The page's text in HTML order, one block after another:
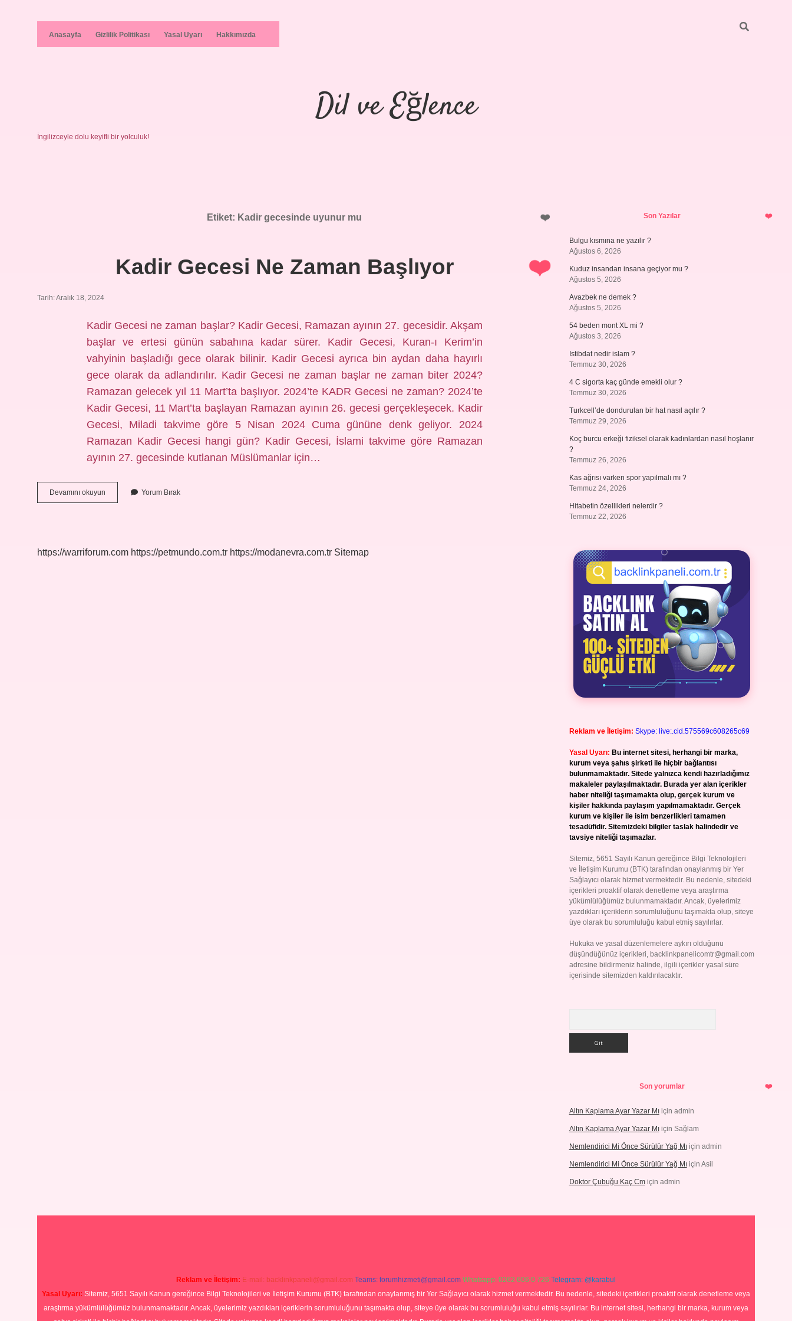
Anasayfa Gizlilik Politikası Yasal Uyarı Hakkımızda
Dil ve Eğlence
İngilizceyle dolu keyifli bir yolculuk!
Etiket: Kadir gecesinde uyunur mu
Kadir Gecesi Ne Zaman Başlıyor
Tarih: Aralık 18, 2024
Kadir Gecesi ne zaman başlar? Kadir Gecesi, Ramazan ayının 27. gecesidir. Akşam
başlar ve ertesi günün sabahına kadar sürer. Kadir Gecesi, Kuran-ı Kerim’in
vahyinin başladığı gece olarak bilinir. Kadir Gecesi ayrıca bin aydan daha hayırlı
gece olarak da adlandırılır. Kadir Gecesi ne zaman başlar ne zaman biter 2024?
Ramazan gelecek yıl 11 Mart’ta başlıyor. 2024’te KADR Gecesi ne zaman? 2024’te
Kadir Gecesi, 11 Mart’ta başlayan Ramazan ayının 26. gecesi gerçekleşecek. Kadir
Gecesi, Miladi takvime göre 5 Nisan 2024 Cuma gününe denk geliyor. 2024
Ramazan Kadir Gecesi hangi gün? Kadir Gecesi, İslami takvime göre Ramazan
ayının 27. gecesinde kutlanan Müslümanlar için…
Devamını okuyun
Gecesi
Yorum Bırak
https://warriforum.com https://petmundo.com.tr https://modanevra.com.tr Sitemap
SidebarSon Yazılar
Bulgu kısmına ne yazılır ?
Ağustos 6, 2026
Kuduz insandan insana geçiyor mu ?
Ağustos 5, 2026
Avazbek ne demek ?
Ağustos 5, 2026
54 beden mont XL mi ?
Ağustos 3, 2026
Istibdat nedir islam ?
Temmuz 30, 2026
4 C sigorta kaç günde emekli olur ?
Temmuz 30, 2026
Turkcell’de dondurulan bir hat nasıl açılır ?
Temmuz 29, 2026
Koç burcu erkeği fiziksel olarak kadınlardan nasıl hoşlanır
?
Temmuz 26, 2026
Kas ağrısı varken spor yapılmalı mı ?
Temmuz 24, 2026
Hitabetin özellikleri nelerdir ?
Temmuz 22, 2026
Reklam ve İletişim: Skype: live:.cid.575569c608265c69
Yasal Uyarı: Bu internet sitesi, herhangi bir marka,
kurum veya şahıs şirketi ile hiçbir bağlantısı
bulunmamaktadır. Sitede yalnızca kendi hazırladığımız
makaleler paylaşılmaktadır. Burada yer alan içerikler
haber niteliği taşımamakta olup, gerçek kurum ve
kişiler hakkında paylaşım yapılmamaktadır. Gerçek
kurum ve kişiler ile isim benzerlikleri tamamen
tesadüfidir. Sitemizdeki bilgiler taslak halindedir ve
tavsiye niteliği taşımazlar.
Sitemiz, 5651 Sayılı Kanun gereğince Bilgi Teknolojileri
ve İletişim Kurumu (BTK) tarafından onaylanmış bir Yer
Sağlayıcı olarak hizmet vermektedir. Bu nedenle, sitedeki
içerikleri proaktif olarak denetleme veya araştırma
yükümlülüğümüz bulunmamaktadır. Ancak, üyelerimiz
yazdıkları içeriklerin sorumluluğunu taşımakta olup, siteye
üye olarak bu sorumluluğu kabul etmiş sayılırlar.
Hukuka ve yasal düzenlemelere aykırı olduğunu
düşündüğünüz içerikleri, backlinkpanelicomtr@gmail.com
adresine bildirmeniz halinde, ilgili içerikler yasal süre
içerisinde sitemizden kaldırılacaktır.
Son yorumlar
Altın Kaplama Ayar Yazar Mıiçin admin
Altın Kaplama Ayar Yazar Mıiçin Sağlam
Nemlendirici Mi Önce Sürülür Yağ Mıiçin admin
Nemlendirici Mi Önce Sürülür Yağ Mıiçin Asil
Doktor Çubuğu Kaç Cmiçin admin
Reklam ve İletişim: E-mail: backlinkpaneli@gmail.com Teams: forumhizmeti@gmail.com Whatsapp: 0262 606 0 726 Telegram: @karabul
Yasal Uyarı: Sitemiz, 5651 Sayılı Kanun gereğince Bilgi Teknolojileri ve İletişim Kurumu (BTK) tarafından onaylanmış bir Yer Sağlayıcı olarak hizmet vermektedir. Bu nedenle, sitedeki içerikleri proaktif olarak denetleme veya
araştırma yükümlülüğümüz bulunmamaktadır. Ancak, üyelerimiz yazdıkları içeriklerin sorumluluğunu taşımakta olup, siteye üye olarak bu sorumluluğu kabul etmiş sayılırlar. Bu internet sitesi, herhangi bir marka, kurum veya